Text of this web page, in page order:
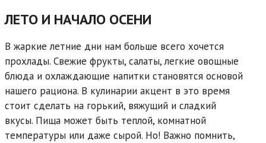
ЛЕТО И НАЧАЛО ОСЕНИ
В жаркие летние дни нам больше всего хочется
прохлады. Свежие фрукты, салаты, легкие овощные
блюда и охлаждающие напитки становятся основой
нашего рациона. В кулинарии акцент в это время
стоит сделать на горький, вяжущий и сладкий
вкусы. Пища может быть теплой, комнатной
температуры или даже сырой. Но! Важно помнить,